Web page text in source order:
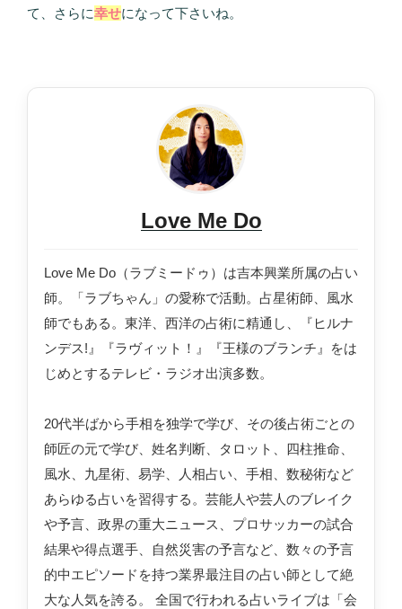
て、さらに幸せになって下さいね。
Love Me Do
Love Me Do（ラブミードゥ）は吉本興業所属の占い
師。「ラブちゃん」の愛称で活動。占星術師、風水
師でもある。東洋、西洋の占術に精通し、『ヒルナ
ンデス!』『ラヴィット！』『王様のブランチ』をは
じめとするテレビ・ラジオ出演多数。
20代半ばから手相を独学で学び、その後占術ごとの
師匠の元で学び、姓名判断、タロット、四柱推命、
風水、九星術、易学、人相占い、手相、数秘術など
あらゆる占いを習得する。芸能人や芸人のブレイク
や予言、政界の重大ニュース、プロサッカーの試合
結果や得点選手、自然災害の予言など、数々の予言
的中エピソードを持つ業界最注目の占い師として絶
大な人気を誇る。 全国で行われる占いライブは「会